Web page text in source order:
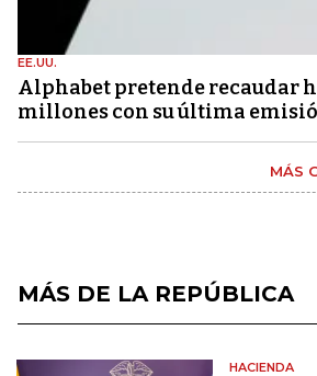
EE.UU.
Alphabet pretende recaudar
millones con su última
MÁS
MÁS DE LA REPÚBLICA
HACIENDA